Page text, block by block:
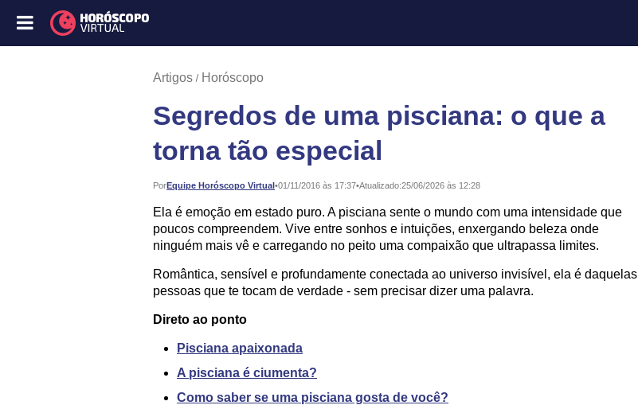
Artigos Horóscopo
Segredos de uma pisciana: o que a
torna tão especial
PorEquipe Horóscopo Virtual•
Publicado: 01/11/2016 às 17:37•Atualizado:25/06/2026 às 12:28
Ela é emoção em estado puro. A pisciana sente o mundo com uma intensidade que
poucos compreendem. Vive entre sonhos e intuições, enxergando beleza onde
ninguém mais vê e carregando no peito uma compaixão que ultrapassa limites.
Romântica, sensível e profundamente conectada ao universo invisível, ela é daquelas
pessoas que te tocam de verdade - sem precisar dizer uma palavra.
Direto ao ponto
Pisciana apaixonada
A pisciana é ciumenta?
Como saber se uma pisciana gosta de você?